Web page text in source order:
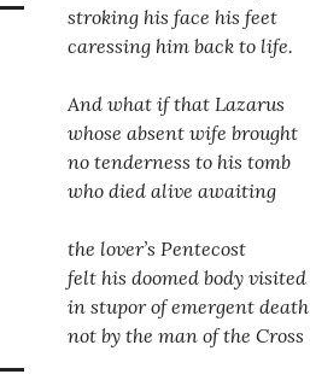
stroking his face his feet
caressing him back to life.
And what if that Lazarus
whose absent wife brought
no tenderness to his tomb
who died alive awaiting
the lover’s Pentecost
felt his doomed body visited
in stupor of emergent death
not by the man of the Cross